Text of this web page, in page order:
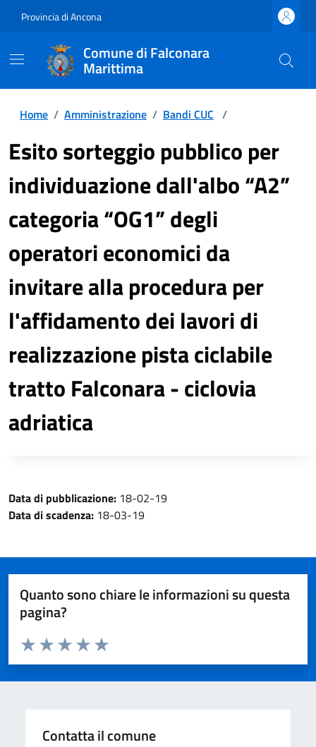
Provincia di Ancona
Comune di Falconara
Marittima
Home / Amministrazione / Bandi CUC /
Esito sorteggio pubblico per
individuazione dall'albo “A2”
categoria “OG1” degli
operatori economici da
invitare alla procedura per
l'affidamento dei lavori di
realizzazione pista ciclabile
tratto Falconara - ciclovia
adriatica
Data di pubblicazione: 18-02-19
Data di scadenza: 18-03-19
Quanto sono chiare le informazioni su questa
pagina?
Valuta da 1 a 5 stelle la pagina
Valuta 5 stelle su 5
Valuta 4 stelle su 5
Valuta 3 stelle su 5
Valuta 2 stelle su 5
Valuta 1 stelle su 5
Contatta il comune